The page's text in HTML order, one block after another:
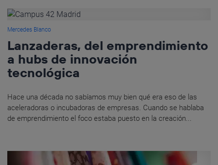
Mercedes Blanco
Lanzaderas, del emprendimiento
a hubs de innovación
tecnológica
Hace una década no sabíamos muy bien qué era eso de las
aceleradoras o incubadoras de empresas. Cuando se hablaba
de emprendimiento el foco estaba puesto en la creación...